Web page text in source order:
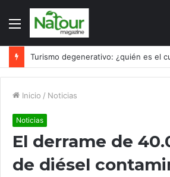
Menú
Inicio / Noticias
Noticias
El derrame de
de diésel